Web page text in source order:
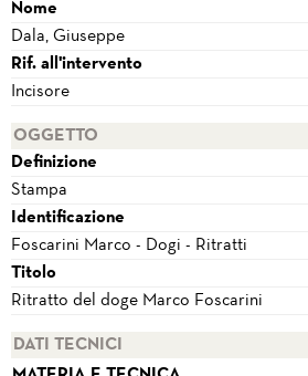
Nome
Dala, Giuseppe
Rif. all'intervento
Incisore
OGGETTO
Definizione
Stampa
Identificazione
Foscarini Marco - Dogi - Ritratti
Titolo
Ritratto del doge Marco Foscarini
DATI TECNICI